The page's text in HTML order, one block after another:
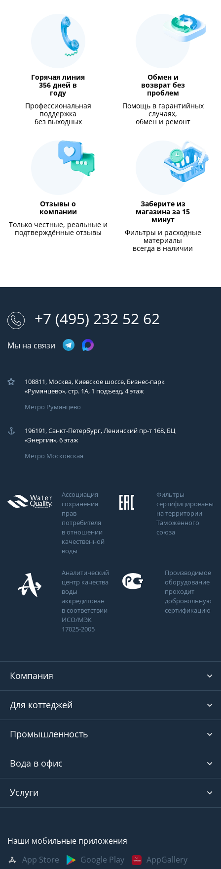
Горячая линия
356 дней в
году
Профессиональная
поддержка
без выходных
Обмен и
возврат без
проблем
Помощь в гарантийных
случаях,
обмен и ремонт
Отзывы о
компании
Только честные, реальные и
подтверждённые отзывы
Заберите из
магазина за 15
минут
Фильтры и расходные
материалы
всегда в наличии
+7 (495) 232 52 62
Мы на связи
108811, Москва, Киевское шоссе, Бизнес-парк
«Румянцево», стр. 1А, 1 подъезд, 4 этаж
Метро Румянцево
196191, Санкт-Петербург, Ленинский пр-т 168, БЦ
«Энергия», 6 этаж
Метро Московская
Ассоциация
сохранения
прав
потребителя
в отношении
качественной
воды
Фильтры
сертифицированы
на территории
Таможенного
союза
Аналитический
центр качества
воды
аккредитован
в соответствии
ИСО/МЭК
17025-2005
Производимое
оборудование
проходит
добровольную
сертификацию
Компания
Для коттеджей
Промышленность
Вода в офис
Услуги
Наши мобильные приложения
App Store
Google Play
AppGallery